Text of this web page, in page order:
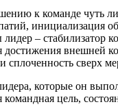
к команде чуть
инициализация
лидер – стабилизатор
достижения внешней
сплоченность сверх
которые он
командная цель,